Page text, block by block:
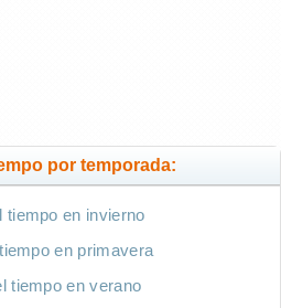
por temporada:
tiempo en invierno
en primavera
tiempo en verano